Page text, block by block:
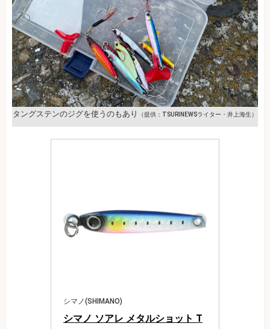
タングステンのジグを使うのもあり （提供：TSURINEWSライター・井上海生）
シマノ(SHIMANO)
シマノ ソアレ メタルショット T